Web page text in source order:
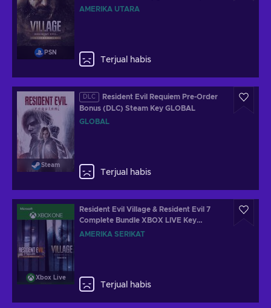
PSN
(PS4) PSN Key NORTH AMERICA
AMERIKA UTARA
Terjual habis
Steam
DLC
Resident Evil Requiem Pre-Order
Bonus (DLC) Steam Key GLOBAL
GLOBAL
Terjual habis
Xbox Live
Resident Evil Village & Resident Evil 7
Complete Bundle XBOX LIVE Key
UNITED STATES
AMERIKA SERIKAT
Terjual habis